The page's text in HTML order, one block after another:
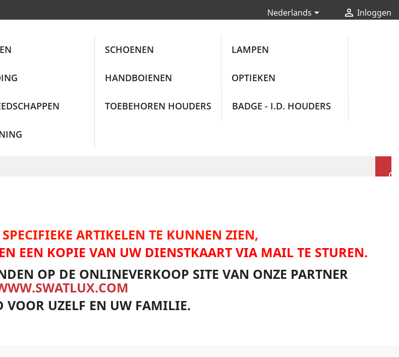
Nederlands  Inloggen
SCHOENEN LAMPEN
HANDBOIENEN OPTIEKEN
TOEBEHOREN HOUDERS BADGE - I.D. HOUDERS

ARTIKELEN TE KUNNEN ZIEN,
EEN KOPIE VAN UW DIENSTKAART VIA MAIL TE STUREN.
OP DE ONLINEVERKOOP SITE VAN ONZE PARTNER
VOOR UZELF EN UW FAMILIE.